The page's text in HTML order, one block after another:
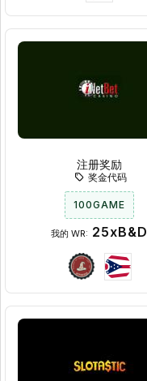
注册奖励
奖金代码
100GAME
我的 WR: 25xB&D